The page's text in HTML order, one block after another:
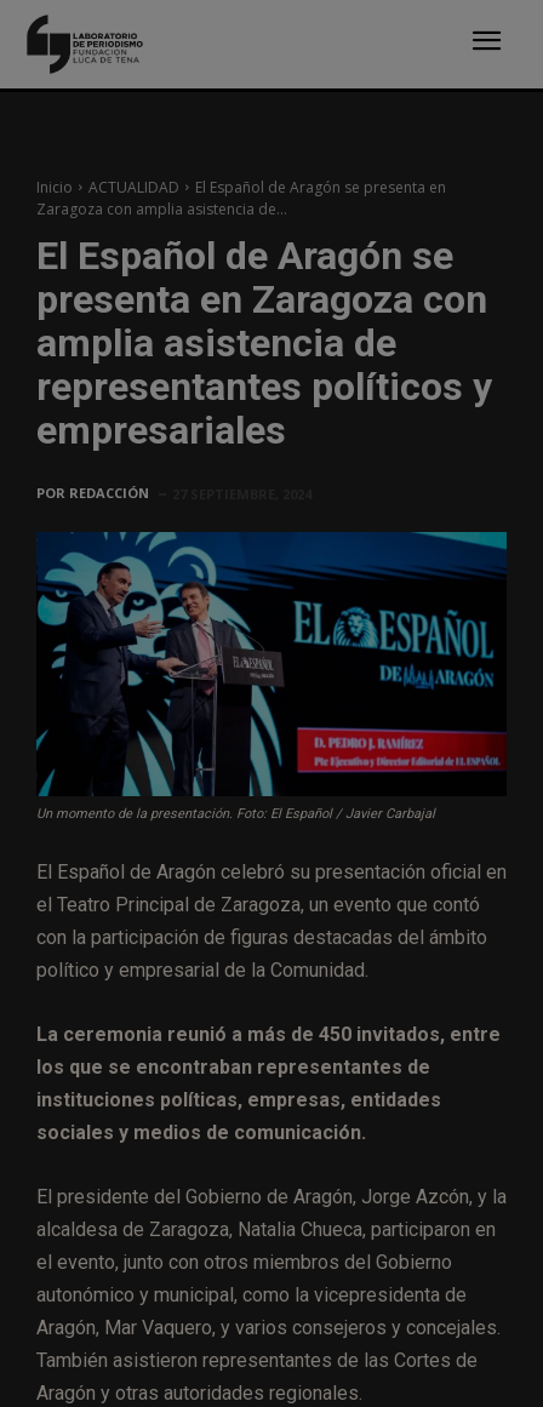
Inicio ACTUALIDAD
El Español de Aragón se presenta en
Zaragoza con amplia asistencia de...
El Español de Aragón se
presenta en Zaragoza con
amplia asistencia de
representantes políticos y
empresariales
POR REDACCIÓN
Un momento de la presentación. Foto: El Español / Javier Carbajal
El Español de Aragón celebró su presentación oficial en
el Teatro Principal de Zaragoza, un evento que contó
con la participación de figuras destacadas del ámbito
político y empresarial de la Comunidad.
La ceremonia reunió a más de 450 invitados, entre
los que se encontraban representantes de
instituciones políticas, empresas, entidades
sociales y medios de comunicación.
El presidente del Gobierno de Aragón, Jorge Azcón, y la
alcaldesa de Zaragoza, Natalia Chueca, participaron en
el evento, junto con otros miembros del Gobierno
autonómico y municipal, como la vicepresidenta de
Aragón, Mar Vaquero, y varios consejeros y concejales.
También asistieron representantes de las Cortes de
Aragón y otras autoridades regionales.